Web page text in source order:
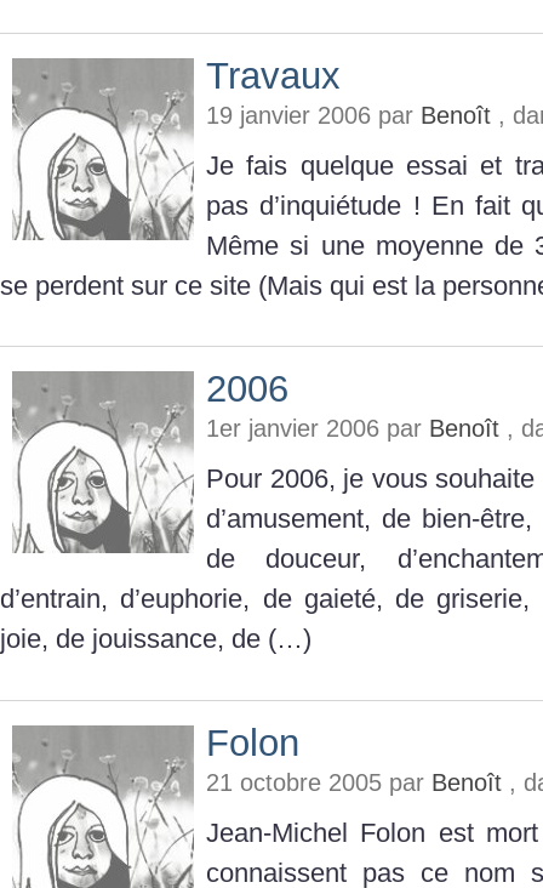
Travaux
19 janvier 2006 par Benoît ,
Je fais quelque essai et
pas d’inquiétude ! En fait
Même si une moyenne de
se perdent sur ce site (Mais qui est la
2006
1er janvier 2006 par Benoît ,
Pour 2006, je vous souhaite
d’amusement, de bien-
de douceur,
d’entrain, d’euphorie, de gaieté, de griserie,
joie, de jouissance, de (…)
Folon
21 octobre 2005 par Benoît ,
Jean-Michel Folon est
connaissent pas ce nom